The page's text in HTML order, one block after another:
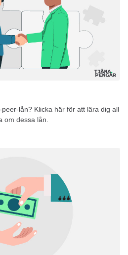
lån? Klicka här för att lära dig all
om dessa lån.